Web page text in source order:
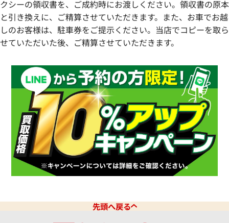
クシーの領収書を、ご成約時にお渡しください。領収書の原本
と引き換えに、ご精算させていただきます。また、お車でお越
しのお客様は、駐車券をご提示ください。当店でコピーを取ら
せていただいた後、ご精算させていただきます。
先頭へ戻る